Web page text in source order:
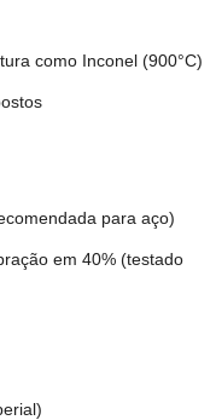
como Inconel (900°C)
para aço)
em 40% (testado